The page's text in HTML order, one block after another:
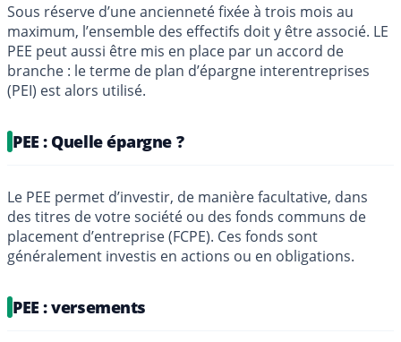
Sous réserve d’une ancienneté fixée à trois mois au
maximum, l’ensemble des effectifs doit y être associé. LE
PEE peut aussi être mis en place par un accord de
branche : le terme de plan d’épargne interentreprises
(PEI) est alors utilisé.
PEE : Quelle épargne ?
Le PEE permet d’investir, de manière facultative, dans
des titres de votre société ou des fonds communs de
placement d’entreprise (FCPE). Ces fonds sont
généralement investis en actions ou en obligations.
PEE : versements